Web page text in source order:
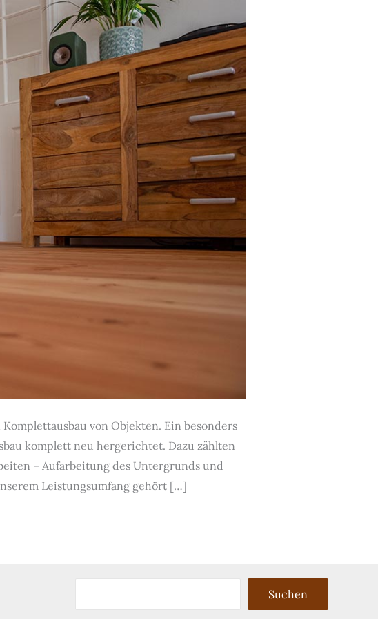
von Objekten. Ein besonders
komplett neu hergerichtet. Dazu zählten
– Aufarbeitung des Untergrunds und
Leistungsumfang gehört […]
Suchen